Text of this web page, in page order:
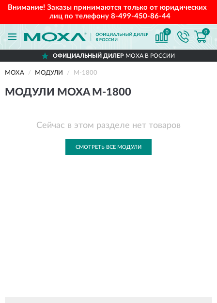
Внимание! Заказы принимаются только от юридических
лиц по телефону 8-499-450-86-44
0 0
ОФИЦИАЛЬНЫЙ ДИЛЕРMOXA В РОССИИ
MOXA МОДУЛИ M-1800
МОДУЛИ MOXA M-1800
Сейчас в этом разделе нет товаров
СМОТРЕТЬ ВСЕ МОДУЛИ